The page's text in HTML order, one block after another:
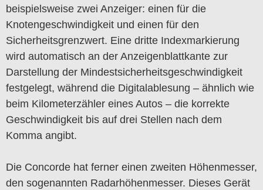
beispielsweise zwei Anzeiger: einen für die
Knotengeschwindigkeit und einen für den
Sicherheitsgrenzwert. Eine dritte Indexmarkierung
wird automatisch an der Anzeigenblattkante zur
Darstellung der Mindestsicherheitsgeschwindigkeit
festgelegt, während die Digitalablesung – ähnlich wie
beim Kilometerzähler eines Autos – die korrekte
Geschwindigkeit bis auf drei Stellen nach dem
Komma angibt.
Die Concorde hat ferner einen zweiten Höhenmesser,
den sogenannten Radarhöhenmesser. Dieses Gerät